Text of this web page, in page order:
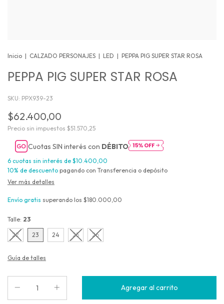
Inicio | CALZADO PERSONAJES | LED | PEPPA PIG SUPER STAR ROSA
PEPPA PIG SUPER STAR ROSA
SKU: PPX939-23
$62.400,00
Precio sin impuestos $51.570,25
Cuotas SIN interés con DÉBITO
6 cuotas sin interés de $10.400,00
10% de descuento pagando con Transferencia o depósito
Ver más detalles
Envío gratis superando los $180.000,00
Talle: 23
22 23 24 25 26
Guía de talles